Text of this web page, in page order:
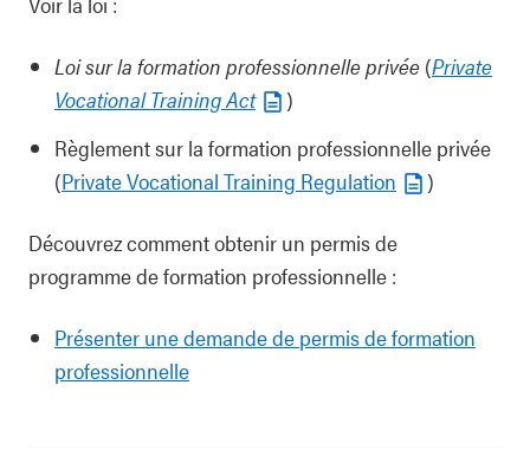
Loi sur la formation professionnelle privée (Private
Vocational Training Act
)
Règlement sur la formation professionnelle privée
(Private Vocational Training Regulation )
Découvrez comment obtenir un permis de
programme de formation professionnelle :
Présenter une demande de permis de formation
professionnelle